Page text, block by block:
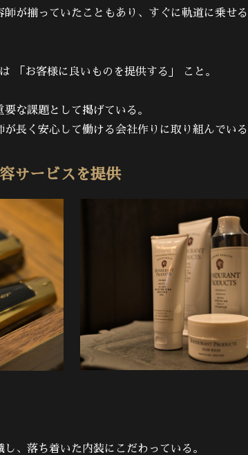
が揃っていたこともあり、すぐに軌道に乗せ
「お客様に良いものを提供する」 こと。
な課題として掲げている。
長く安心して働ける会社作りに取り組んでいる
サービスを提供
、落ち着いた内装にこだわっている。